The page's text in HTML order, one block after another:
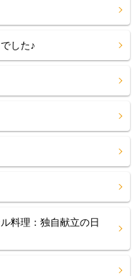
した♪
理：独自献立の日